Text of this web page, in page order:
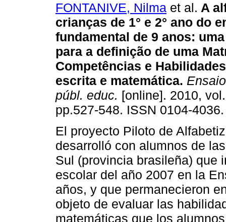
FONTANIVE, Nilma et al. A
crianças de 1° e 2° ano do
fundamental de 9 anos:
para a definição de uma
Competências e
escrita e matemática.
públ. educ. [online]. 2010,
pp.527-548. ISSN 0104-4036.
El proyecto Piloto de
desarrolló con alumnos de
Sul (provincia brasileña) que
escolar del año 2007 en la
años, y que permanecieron
objeto de evaluar las
matemáticas que los